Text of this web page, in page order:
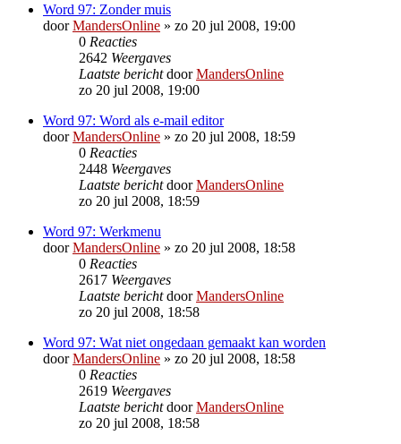
Word 97: Zonder muis
doorMandersOnline » zo 20 jul 2008, 19:00
0 Reacties
2642 Weergaves
Laatste berichtdoorMandersOnline
zo 20 jul 2008, 19:00
Word 97: Word als e-mail editor
doorMandersOnline » zo 20 jul 2008, 18:59
0 Reacties
2448 Weergaves
Laatste berichtdoorMandersOnline
zo 20 jul 2008, 18:59
Word 97: Werkmenu
doorMandersOnline » zo 20 jul 2008, 18:58
0 Reacties
2617 Weergaves
Laatste berichtdoorMandersOnline
zo 20 jul 2008, 18:58
Word 97: Wat niet ongedaan gemaakt kan worden
doorMandersOnline » zo 20 jul 2008, 18:58
0 Reacties
2619 Weergaves
Laatste berichtdoorMandersOnline
zo 20 jul 2008, 18:58